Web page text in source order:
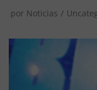
por Noticias